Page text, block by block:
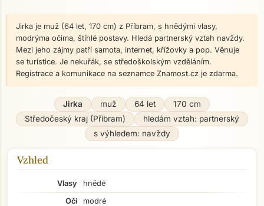
Jirka je muž (64 let, 170 cm) z Příbram, s hnědými vlasy,
modrýma očima, štíhlé postavy. Hledá partnerský vztah navždy.
Mezi jeho zájmy patří samota, internet, křížovky a pop. Věnuje
se turistice. Je nekuřák, se středoškolským vzděláním.
Registrace a komunikace na seznamce Znamost.cz je zdarma.
Jirka muž 64 let
170 cm
Středočeský kraj (Příbram)
hledám vztah: partnerský
s výhledem: navždy
Vzhled
Vlasy
hnědé
Oči
modré